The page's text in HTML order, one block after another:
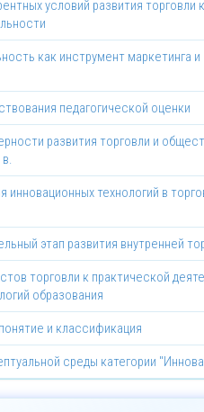
условий развития торговли
как инструмент маркетинга
педагогической оценки
развития торговли и
технологий в
этап развития внутренней
торговли к практической
образования
и классификация
среды категории